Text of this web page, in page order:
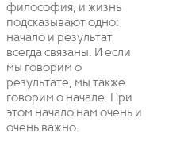
философия, и жизнь
подсказывают одно:
начало и результат
всегда связаны. И если
мы говорим о
результате, мы также
говорим о начале. При
этом начало нам очень и
очень важно.